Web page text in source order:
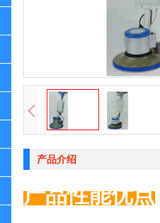
产品介绍
产品性能优点